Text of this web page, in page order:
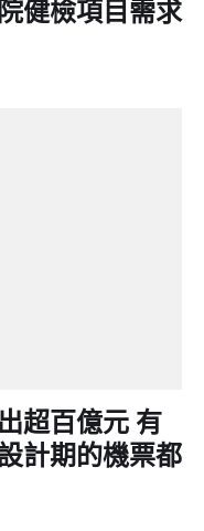
健檢項目需求
超百億元 有
計期的機票都